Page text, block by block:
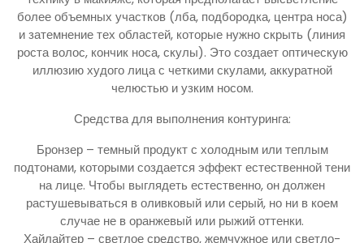
более объемных участков (лба, подбородка, центра носа)
и затемнение тех областей, которые нужно скрыть (линия
роста волос, кончик носа, скулы). Это создает оптическую
иллюзию худого лица с четкими скулами, аккуратной
челюстью и узким носом.
Средства для выполнения контуринга:
Бронзер – темный продукт с холодным или теплым
подтонами, которыми создается эффект естественной тени
на лице. Чтобы выглядеть естественно, он должен
растушевываться в оливковый или серый, но ни в коем
случае не в оранжевый или рыжий оттенки.
Хайлайтер – светлое средство, жемчужное или светло-